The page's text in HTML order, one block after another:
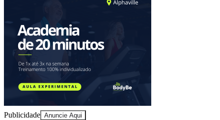
Publicidade Anuncie Aqui